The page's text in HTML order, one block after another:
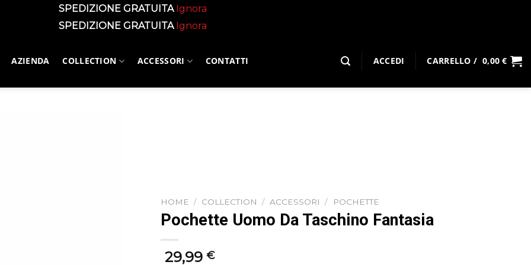
SPEDIZIONE GRATUITA Ignora
SPEDIZIONE GRATUITA Ignora
AZIENDA COLLECTION ACCESSORI CONTATTI ACCEDI CARRELLO / 0,00€
HOME / COLLECTION / ACCESSORI / POCHETTE
Pochette Uomo Da Taschino Fantasia
29,99€